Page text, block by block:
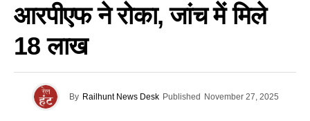
आरपीएफ ने रोका, जांच में मिले
18 लाख
By Railhunt News Desk Published November 27, 2025